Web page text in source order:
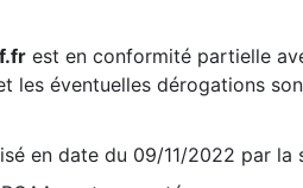
est en conformité partielle
les éventuelles dérogations
en date du 09/11/2022 par